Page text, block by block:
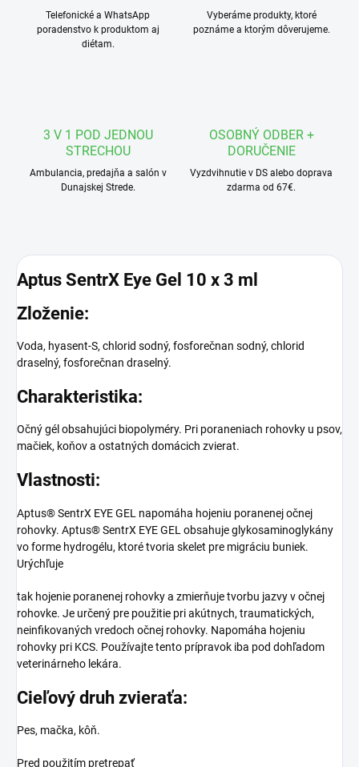
Telefonické a WhatsApp
poradenstvo k produktom aj
diétam.
Vyberáme produkty, ktoré
poznáme a ktorým dôverujeme.
3 V 1 POD JEDNOU
STRECHOU
Ambulancia, predajňa a salón v
Dunajskej Strede.
OSOBNÝ ODBER +
DORUČENIE
Vyzdvihnutie v DS alebo doprava
zdarma od 67€.
Aptus SentrX Eye Gel 10 x 3 ml
Zloženie:
Voda, hyasent-S, chlorid sodný, fosforečnan sodný, chlorid
draselný, fosforečnan draselný.
Charakteristika:
Očný gél obsahujúci biopolyméry. Pri poraneniach rohovky u psov,
mačiek, koňov a ostatných domácich zvierat.
Vlastnosti:
Aptus® SentrX EYE GEL napomáha hojeniu poranenej očnej
rohovky. Aptus® SentrX EYE GEL obsahuje glykosaminoglykány
vo forme hydrogélu, ktoré tvoria skelet pre migráciu buniek.
Urýchľuje
tak hojenie poranenej rohovky a zmierňuje tvorbu jazvy v očnej
rohovke. Je určený pre použitie pri akútnych, traumatických,
neinfikovaných vredoch očnej rohovky. Napomáha hojeniu
rohovky pri KCS. Používajte tento prípravok iba pod dohľadom
veterinárneho lekára.
Cieľový druh zvieraťa:
Pes, mačka, kôň.
Pred použitím pretrepať